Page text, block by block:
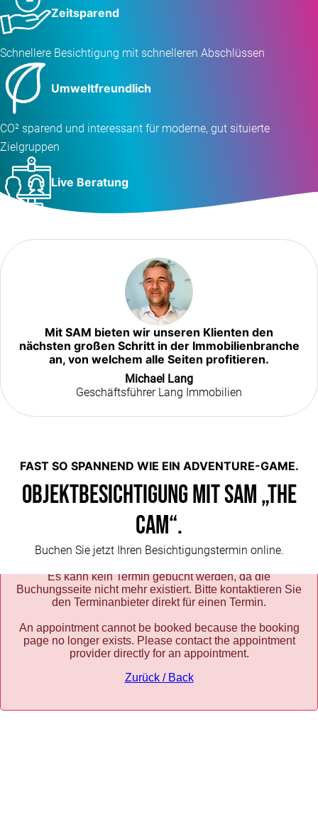
Zeitsparend
Schnellere Besichtigung mit schnelleren Abschlüssen
Umweltfreundlich
CO² sparend und interessant für moderne, gut situierte
Zielgruppen
Live Beratung
Mit SAM bieten wir unseren Klienten den
nächsten großen Schritt in der Immobilienbranche
an, von welchem alle Seiten profitieren.
Michael Lang
Geschäftsführer Lang Immobilien
FAST SO SPANNEND WIE EIN ADVENTURE-GAME.
OBJEKTBESICHTIGUNG MIT SAM „THE
CAM“.
Buchen Sie jetzt Ihren Besichtigungstermin online.